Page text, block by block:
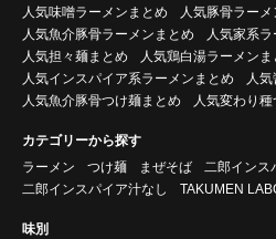
人気味噌ラーメンまとめ
人気豚骨ラー
人気魚介豚骨ラーメンまとめ
人気家系
人気担々麺まとめ
人気鶏白湯ラーメンま
人気インスパイア系ラーメンまとめ
人
人気魚介豚骨つけ麺まとめ
人気変わり
カテゴリーから探す
ラーメン
つけ麺 まぜそば
二郎インス
二郎インスパイア汁なし
TAKUMEN
味別